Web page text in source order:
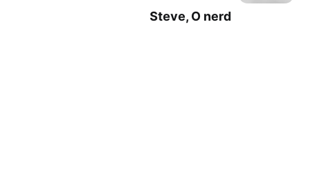
Steve, O nerd